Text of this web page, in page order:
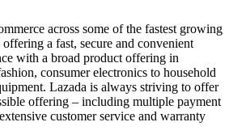
across some of the fastest growing
a fast, secure and convenient
with a broad product offering in
consumer electronics to household
Lazada is always striving to offer
offering – including multiple payment
customer service and warranty